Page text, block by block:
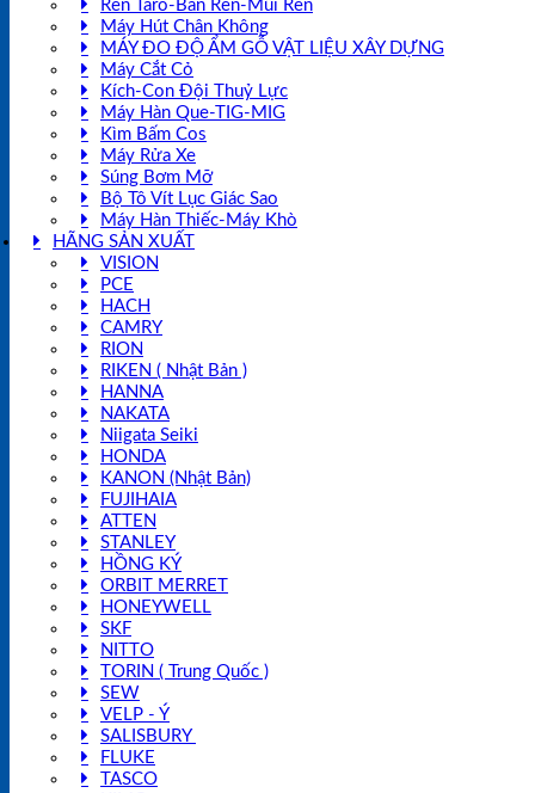
Ren Taro-Bàn Ren-Mũi Ren
Máy Hút Chân Không
MÁY ĐO ĐỘ ẨM GỖ VẬT LIỆU XÂY DỰNG
Máy Cắt Cỏ
Kích-Con Đội Thuỷ Lực
Máy Hàn Que-TIG-MIG
Kìm Bấm Cos
Máy Rửa Xe
Súng Bơm Mỡ
Bộ Tô Vít Lục Giác Sao
Máy Hàn Thiếc-Máy Khò
HÃNG SẢN XUẤT
VISION
PCE
HACH
CAMRY
RION
RIKEN ( Nhật Bản )
HANNA
NAKATA
Niigata Seiki
HONDA
KANON (Nhật Bản)
FUJIHAIA
ATTEN
STANLEY
HỒNG KÝ
ORBIT MERRET
HONEYWELL
SKF
NITTO
TORIN ( Trung Quốc )
SEW
VELP - Ý
SALISBURY
FLUKE
TASCO